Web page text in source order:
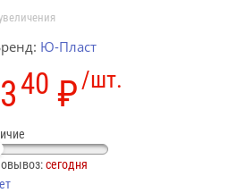
Ю-Пласт
/шт.
40 ₽
сегодня